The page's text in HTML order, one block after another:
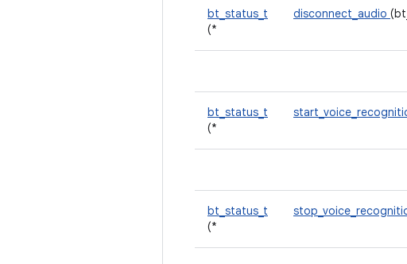
bt_status_t
(*
disconnect_audio
bt_status_t
(*
bt_status_t
(*